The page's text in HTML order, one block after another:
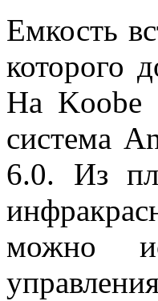
Емкость
которого
На Koobe
система
6.0. Из
можно